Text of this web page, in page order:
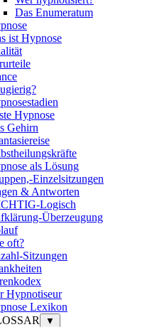
Das Enumeratum
ist Hypnose
Hypnose
Gehirn
als Lösung
Einzelsitzungen
& Antworten
Logisch
Überzeugung
oft?
Sitzungen
Hypnotiseur
Lexikon
▼